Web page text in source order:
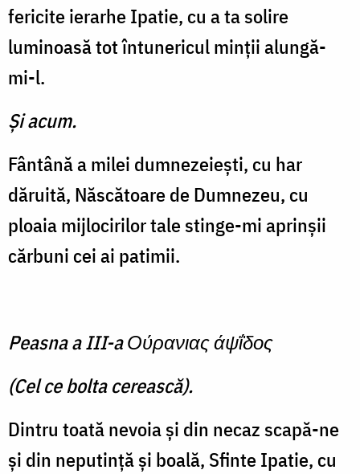
fericite ierarhe Ipatie, cu a ta solire
luminoasă tot întunericul minţii alungă-
mi-l.
Şi acum.
Fântână a milei dumnezeieşti, cu har
dăruită, Născătoare de Dumnezeu, cu
ploaia mijlocirilor tale stinge-mi aprinşii
cărbuni cei ai patimii.
Peasna a III-a Ούρανιας άψΐδος
(Cel ce bolta cerească).
Dintru toată nevoia şi din necaz scapă-ne
şi din neputinţă şi boală, Sfinte Ipatie, cu